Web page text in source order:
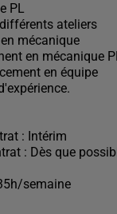
PL
ateliers
mécanique
en mécanique
en équipe
: Intérim
: Dès que
semaine